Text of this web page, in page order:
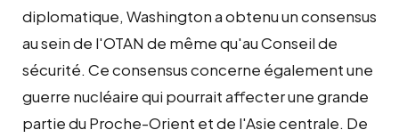
diplomatique, Washington a obtenu un consensus
au sein de l'OTAN de même qu'au Conseil de
sécurité. Ce consensus concerne également une
guerre nucléaire qui pourrait affecter une grande
partie du Proche-Orient et de l'Asie centrale. De